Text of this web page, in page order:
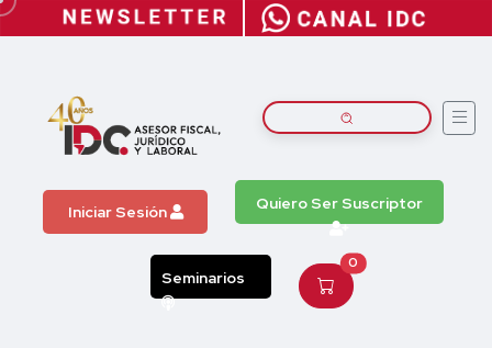
Iniciar Sesión Quiero Ser Suscriptor
Seminarios
0